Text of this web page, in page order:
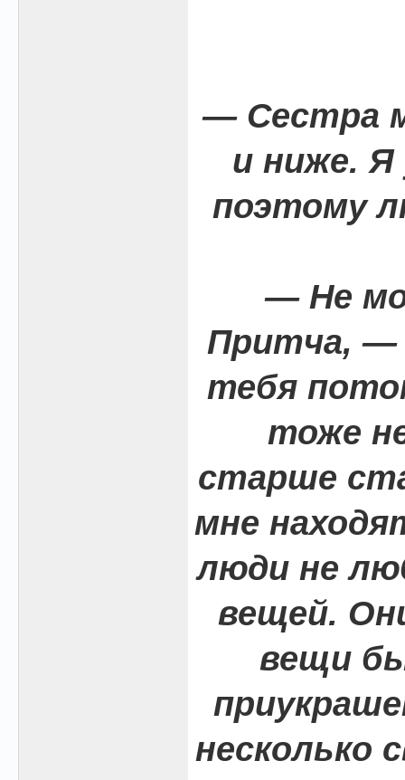
— Сестра
и ниже. Я
поэтому
— Не
Притча, —
тебя
тоже
старше
мне
люди не
вещей.
вещи
несколько